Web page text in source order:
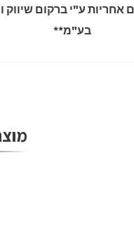
אחריות ע"י ברקום שיווק
בע"מ**